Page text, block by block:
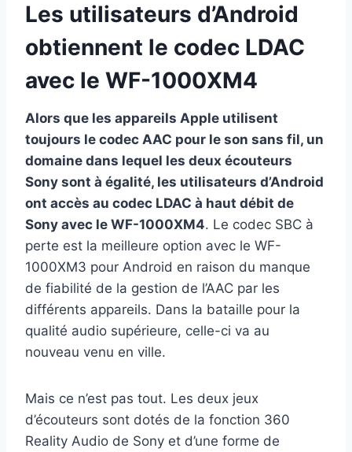
Les utilisateurs d’Android
obtiennent le codec LDAC
avec le WF-1000XM4
Alors que les appareils Apple utilisent
toujours le codec AAC pour le son sans fil, un
domaine dans lequel les deux écouteurs
Sony sont à égalité, les utilisateurs d’Android
ont accès au codec LDAC à haut débit de
Sony avec le WF-1000XM4. Le codec SBC à
perte est la meilleure option avec le WF-
1000XM3 pour Android en raison du manque
de fiabilité de la gestion de l’AAC par les
différents appareils. Dans la bataille pour la
qualité audio supérieure, celle-ci va au
nouveau venu en ville.
Mais ce n’est pas tout. Les deux jeux
d’écouteurs sont dotés de la fonction 360
Reality Audio de Sony et d’une forme de